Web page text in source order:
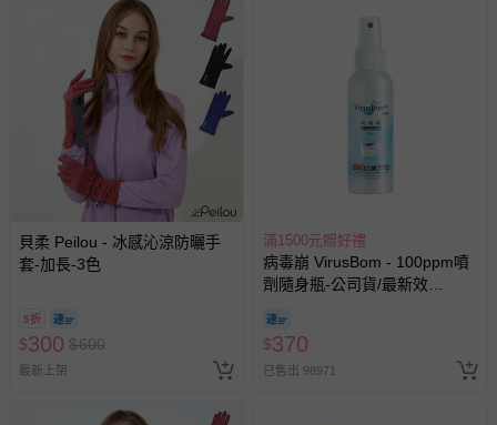
其他常見問題：
運送服務：目前提供的運送僅限台灣本島。如您位於離島地
區，可能會無法配送，或須依據商品需加收離島運費。廠商
亦保留出貨與否的權利。離島、偏遠地區、樓層親送等加價
費用，可能會另需加收。
商品實際的配達日期，可於訂單個人資料內的查詢訂單內，
已出貨通知之訊息為主。
如您收到商品，請依正常流程檢查是否完好，若商品遇瑕疵
情形，您可申請更換新品或退貨，請見：退貨的辦理流程
若您對於會員帳號、商品訂購與資訊、購物流程、付款方
式、折價券與購物金的使用、退貨及商品運送方式等有疑
問，你可詳見：
媽咪愛客服中心。
預購商品：預購為海外同步代購，遇缺貨即會通知媽咪並協
助取消退款事宜。
商品如因「價格、組合」等錯誤原因，導致無法安排出貨，
貝柔 Peilou - 冰感沁涼防曬手
套-加長-3色
5折
$300 $600
最新上架
滿1500元贈好禮
病毒崩 VirusBom - 100ppm噴
劑隨身瓶-公司貨/最新效
$370
已售出 98971